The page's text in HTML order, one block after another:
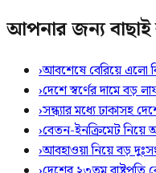
আপনার জন্য
›আবশেষে বেরিয়ে এলো
›দেশে স্বর্ণের দামে
›সন্ধ্যার মধ্যে ঢাকাসহ
›বেতন-ইনক্রিমেট নিয়ে
›আবহাওয়া নিয়ে বড়